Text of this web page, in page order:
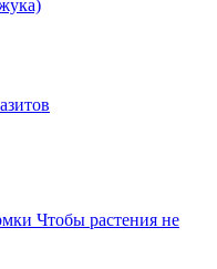
Чтобы растения не